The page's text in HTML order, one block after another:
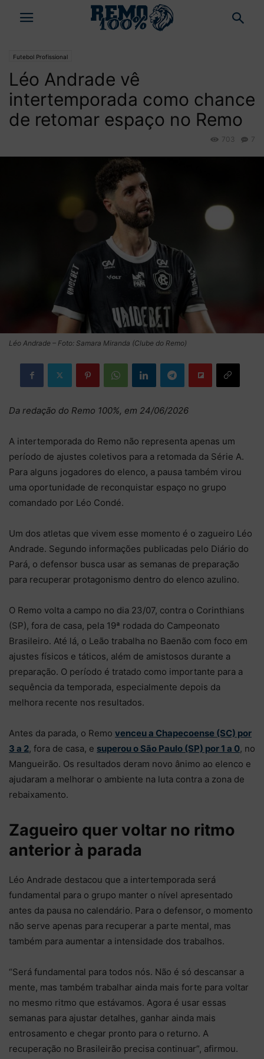
Futebol Profissional
Léo Andrade vê
intertemporada como chance
de retomar espaço no Remo
7
703
Léo Andrade – Foto: Samara Miranda (Clube do Remo)
Da redação do Remo 100%, em 24/06/2026
A intertemporada do Remo não representa apenas um
período de ajustes coletivos para a retomada da Série A.
Para alguns jogadores do elenco, a pausa também virou
uma oportunidade de reconquistar espaço no grupo
comandado por Léo Condé.
Um dos atletas que vivem esse momento é o zagueiro Léo
Andrade. Segundo informações publicadas pelo Diário do
Pará, o defensor busca usar as semanas de preparação
para recuperar protagonismo dentro do elenco azulino.
O Remo volta a campo no dia 23/07, contra o Corinthians
(SP), fora de casa, pela 19ª rodada do Campeonato
Brasileiro. Até lá, o Leão trabalha no Baenão com foco em
ajustes físicos e táticos, além de amistosos durante a
preparação. O período é tratado como importante para a
sequência da temporada, especialmente depois da
melhora recente nos resultados.
Antes da parada, o Remo venceu a Chapecoense (SC) por
3 a 2, fora de casa, e superou o São Paulo (SP) por 1 a 0, no
Mangueirão. Os resultados deram novo ânimo ao elenco e
ajudaram a melhorar o ambiente na luta contra a zona de
rebaixamento.
Zagueiro quer voltar no ritmo
anterior à parada
Léo Andrade destacou que a intertemporada será
fundamental para o grupo manter o nível apresentado
antes da pausa no calendário. Para o defensor, o momento
não serve apenas para recuperar a parte mental, mas
também para aumentar a intensidade dos trabalhos.
“Será fundamental para todos nós. Não é só descansar a
mente, mas também trabalhar ainda mais forte para voltar
no mesmo ritmo que estávamos. Agora é usar essas
semanas para ajustar detalhes, ganhar ainda mais
entrosamento e chegar pronto para o returno. A
recuperação no Brasileirão precisa continuar”, afirmou.